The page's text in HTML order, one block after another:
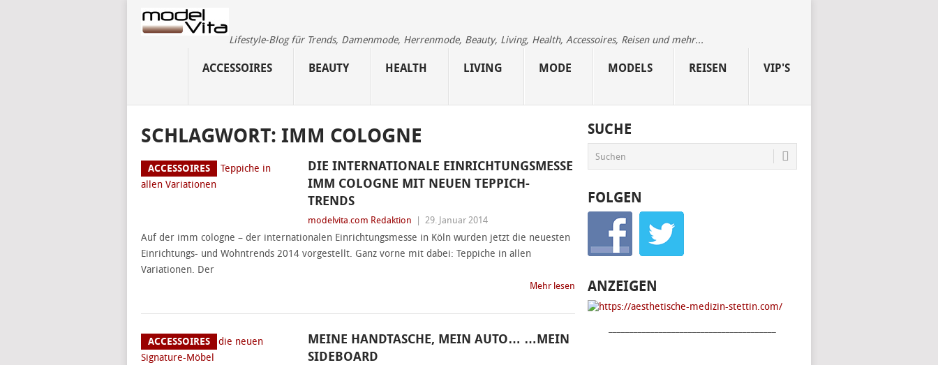
Lifestyle-Blog für Trends, Damenmode, Herrenmode, Beauty, Living, Health, Accessoires, Reisen und mehr...
ACCESSOIRES BEAUTY HEALTH LIVING MODE MODELS REISEN VIP'S
SCHLAGWORT: IMM COLOGNE
ACCESSOIRES
DIE INTERNATIONALE EINRICHTUNGSMESSE
IMM COLOGNE MIT NEUEN TEPPICH-
TRENDS
modelvita.com Redaktion 29. Januar 2014
Auf der imm cologne – der internationalen Einrichtungsmesse in Köln wurden jetzt die neuesten
Einrichtungs- und Wohntrends 2014 vorgestellt. Ganz vorne mit dabei: Teppiche in allen
Variationen. Der
Mehr lesen
ACCESSOIRES
MEINE HANDTASCHE, MEIN AUTO… …MEIN
SIDEBOARD
SUCHE
FOLGEN
ANZEIGEN